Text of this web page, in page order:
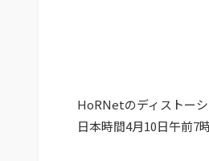
HoRNetのディストー
日本時間4月10日午前7